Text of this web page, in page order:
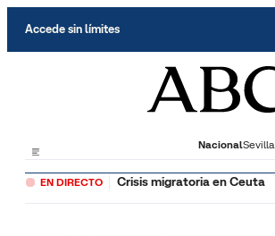
Accede sin límites
NacionalSevilla
EN DIRECTO Crisis migratoria en Ceuta